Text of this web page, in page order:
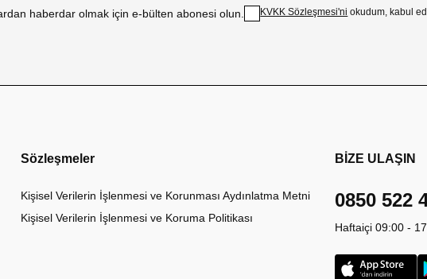
haberdar olmak için e-bülten abonesi olun. KVKK Sözleşmesi'ni okudum, kabul
Sözleşmeler
Kişisel Verilerin İşlenmesi ve Korunması Aydınlatma Metni
Kişisel Verilerin İşlenmesi ve Koruma Politikası
BİZE ULAŞIN
0850 522
Haftaiçi 09:00 -